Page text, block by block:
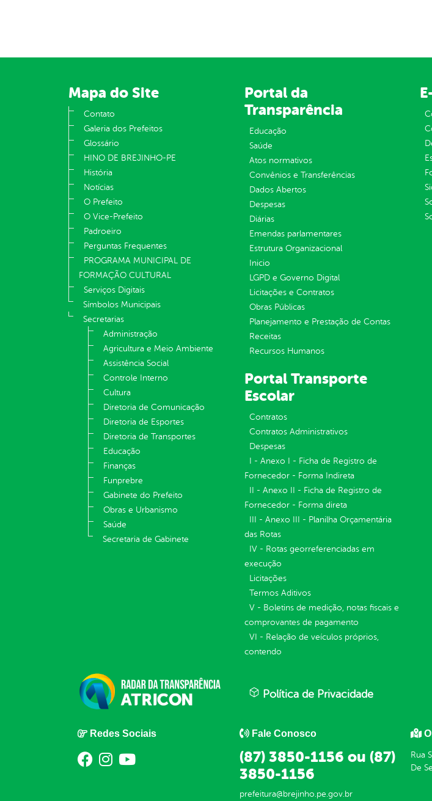
Mapa do Site
Contato
Galeria dos Prefeitos
Glossário
HINO DE BREJINHO-PE
História
Notícias
O Prefeito
O Vice-Prefeito
Padroeiro
Perguntas Frequentes
PROGRAMA MUNICIPAL DE
FORMAÇÃO CULTURAL
Serviços Digitais
Símbolos Municipais
Secretarias
Administração
Agricultura e Meio Ambiente
Assistência Social
Controle Interno
Cultura
Diretoria de Comunicação
Diretoria de Esportes
Diretoria de Transportes
Educação
Finanças
Funprebre
Gabinete do Prefeito
Obras e Urbanismo
Saúde
Secretaria de Gabinete
Portal da
Transparência
Educação
Saúde
Atos normativos
Convênios e Transferências
Dados Abertos
Despesas
Diárias
Emendas parlamentares
Estrutura Organizacional
Inicio
LGPD e Governo Digital
Licitações e Contratos
Obras Públicas
Planejamento e Prestação de Contas
Receitas
Recursos Humanos
Portal Transporte
Escolar
Contratos
Contratos Administrativos
Despesas
I - Anexo I - Ficha de Registro de
Fornecedor - Forma Indireta
II - Anexo II - Ficha de Registro de
Fornecedor - Forma direta
III - Anexo III - Planilha Orçamentária
das Rotas
IV - Rotas georreferenciadas em
execução
Licitações
Termos Aditivos
V - Boletins de medição, notas fiscais e
comprovantes de pagamento
VI - Relação de veículos próprios,
contendo
Política de Privacidade
Redes Sociais Fale Conosco
(87) 3850-1156 ou (87)
3850-1156
prefeitura@brejinho.pe.gov.br
Rua
De